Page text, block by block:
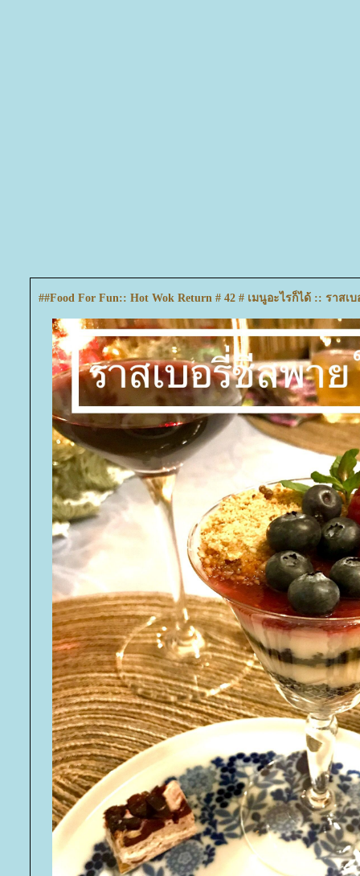
##Food For Fun:: Hot Wok Return # 42 # เมนูอะไรก็ได้ :: ราสเ